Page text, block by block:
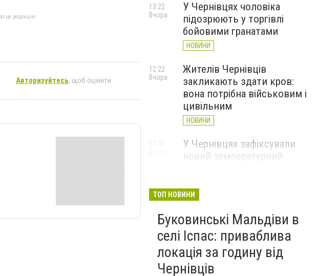
це редакцію
Авторизуйтесь, щоб оцінити
У Чернівцях чоловіка
підозрюють у торгівлі
бойовими гранатами
НОВИНИ
13:22
Вчора
Жителів Чернівців
закликають здати кров:
вона потрібна військовим і
цивільним
НОВИНИ
12:22
Вчора
У Чернівцях зафіксували
новий температурний
11:01
області обмежили рух
великовагового транспорту
НОВИНИ
Вчора
ТОП НОВИНИ
Буковинські Мальдіви в
селі Іспас: приваблива
локація за годину від
Чернівців